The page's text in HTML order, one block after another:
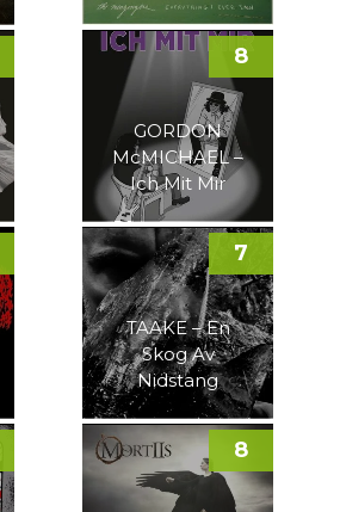
GORDON
McMICHAEL –
Ich Mit Mir
8
TAAKE – En
Skog Av
Nidstang
7
8